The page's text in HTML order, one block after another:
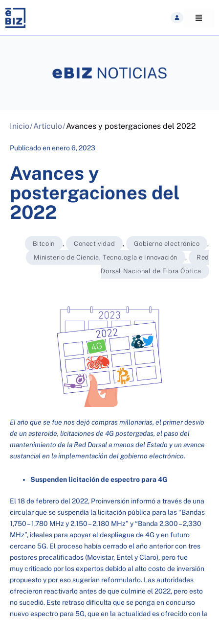
content
Inicio/Artículo/Avances y postergaciones del 2022
Publicado enenero 6, 2023
Avances y
postergaciones del
2022
Bitcoin , Conectividad , Gobierno electrónico
,
Ministerio de Ciencia, Tecnología e Innovación
,
Red
Dorsal Nacional de Fibra Óptica
El año que se fue nos dejó compras millonarias, el primer desvío
de un asteroide, licitaciones de 4G postergadas, el paso del
mantenimiento de la Red Dorsal a manos del Estado y un avance
sustancial en la implementación del gobierno electrónico.
Suspenden licitación de espectro para 4G
El 18 de febrero del 2022, Proinversión informó a través de una
circular que se suspendía la licitación pública para las “Bandas
1,750 – 1,780 MHz y 2,150 – 2,180 MHz” y “Banda 2,300 – 2,330
MHz”, ideales para apoyar el despliegue de 4G y en futuro
cercano 5G. El proceso había cerrado el año anterior con tres
postores precalificados (Movistar, Entel y Claro), pero fue
muy criticado por los expertos debido al alto costo de inversión
propuesto y por eso sugerían reformularlo. Las autoridades
ofrecieron reactivarlo antes de que culmine el 2022, pero esto
no sucedió. Este retraso dificulta que se ponga en concurso
nuevo espectro para 5G, que en la actualidad es ofrecido con la